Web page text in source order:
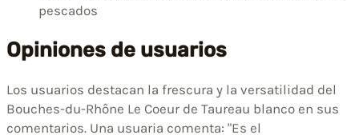
pescados
Opiniones de usuarios
Los usuarios destacan la frescura y la versatilidad del
Bouches-du-Rhône Le Coeur de Taureau blanco en sus
comentarios. Una usuaria comenta: "Es el